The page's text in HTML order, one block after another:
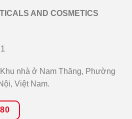
AND COSMETICS
nhà ở Nam Thăng, Phường
Việt Nam.